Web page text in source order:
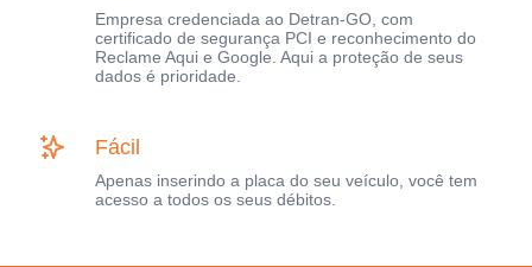
Empresa credenciada ao Detran-GO, com
certificado de segurança PCI e reconhecimento do
Reclame Aqui e Google. Aqui a proteção de seus
dados é prioridade.
Fácil
Apenas inserindo a placa do seu veículo, você tem
acesso a todos os seus débitos.